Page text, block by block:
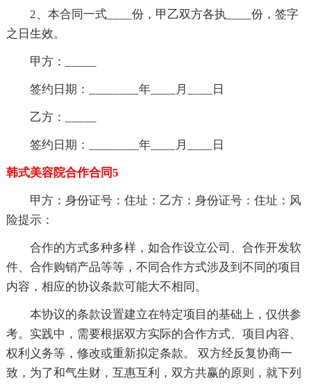
2、本合同一式____份，甲乙双方各执____份，签字
之日生效。
甲方：_____
签约日期：________年____月____日
乙方：_____
签约日期：________年____月____日
韩式美容院合作合同5
甲方：身份证号：住址：乙方：身份证号：住址：风
险提示：
合作的方式多种多样，如合作设立公司、合作开发软
件、合作购销产品等等，不同合作方式涉及到不同的项目
内容，相应的协议条款可能大不相同。
本协议的条款设置建立在特定项目的基础上，仅供参
考。实践中，需要根据双方实际的合作方式、项目内容、
权利义务等，修改或重新拟定条款。 双方经反复协商一
致，为了和气生财，互惠互利，双方共赢的原则，就下列